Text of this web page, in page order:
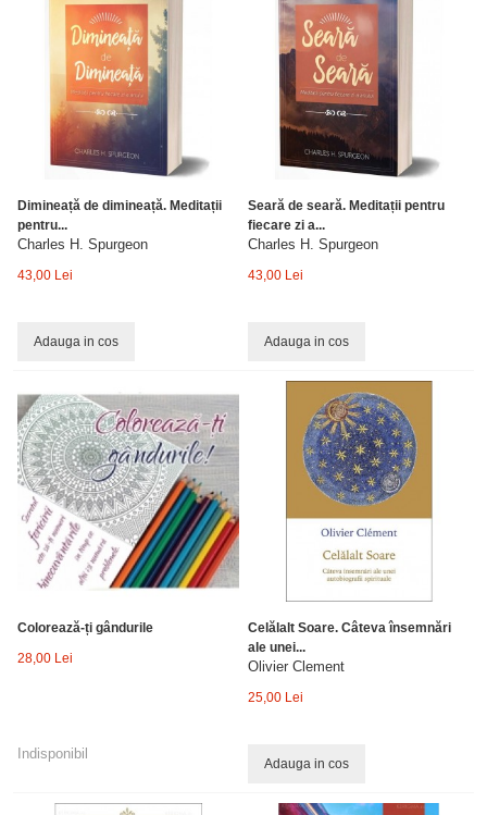
Dimineață de dimineață. Meditații
pentru...
Charles H. Spurgeon
43,00 Lei
Adauga in cos
Seară de seară. Meditații pentru
fiecare zi a...
Charles H. Spurgeon
43,00 Lei
Adauga in cos
Colorează-ți gândurile
28,00 Lei
Indisponibil
Celălalt Soare. Câteva însemnări
ale unei...
Olivier Clement
25,00 Lei
Adauga in cos